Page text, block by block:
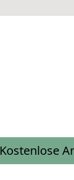
Kostenlose